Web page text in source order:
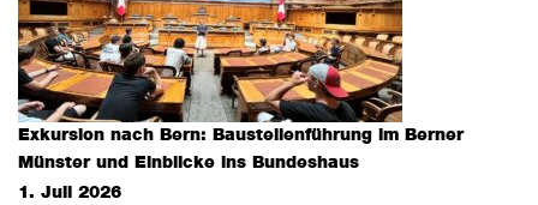
Exkursion nach Bern: Baustellenführung im Berner
Münster und Einblicke ins Bundeshaus
1. Juli 2026